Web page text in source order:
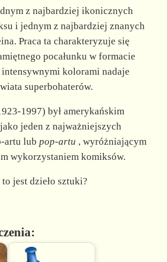
z najbardziej ikonicznych
i jednym z najbardziej znanych
Praca ta charakteryzuje się
pocałunku w formacie
kolorami nadaje
superbohaterów.
1997) był amerykańskim
jeden z najważniejszych
artu lub pop-artu , wyróżniającym
wykorzystaniem komiksów.
jest dzieło sztuki?